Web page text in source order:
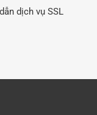
dịch vụ SSL